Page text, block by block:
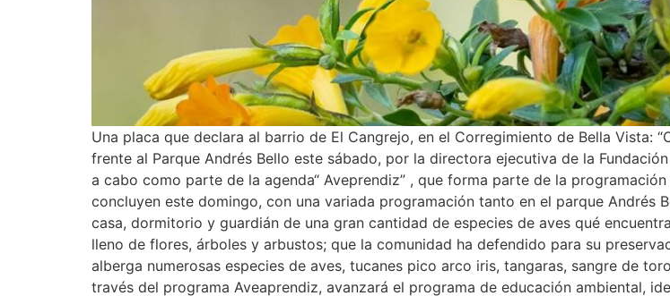
Una placa que declara al barrio de El Cangrejo, en el Corregimiento de Bella Vista:
frente al Parque Andrés Bello este sábado, por la directora ejecutiva de la
a cabo como parte de la agenda“ Aveprendiz” , que forma parte de la
concluyen este domingo, con una variada programación tanto en el parque Andrés
casa, dormitorio y guardián de una gran cantidad de especies de aves qué
lleno de flores, árboles y arbustos; que la comunidad ha defendido para su
alberga numerosas especies de aves, tucanes pico arco iris, tangaras, sangre de
través del programa Aveaprendiz, avanzará el programa de educación ambiental,